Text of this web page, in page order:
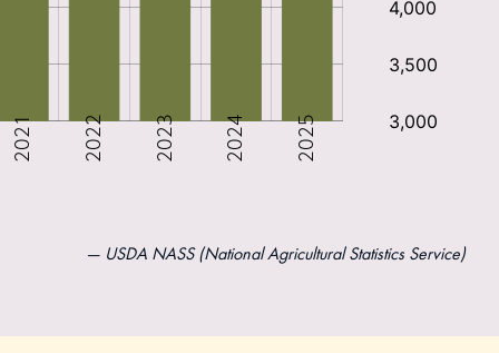
USDA NASS (National Agricultural Statistics Service)